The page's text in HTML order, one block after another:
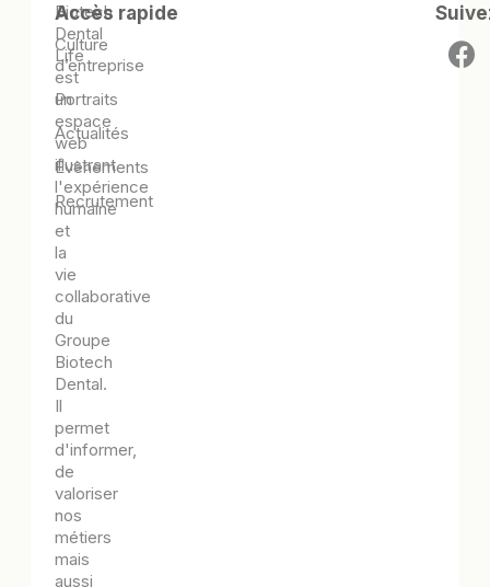
Biotech
Dental
Life
est
un
espace
web
illustrant
l'expérience
humaine
et
la
vie
collaborative
du
Groupe
Biotech
Dental.
Il
permet
d'informer,
de
valoriser
nos
métiers
mais
aussi
Accès rapide
Culture
d’entreprise
Portraits
Actualités
Évènements
Recrutement